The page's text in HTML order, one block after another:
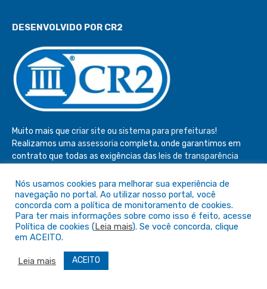
DESENVOLVIDO POR CR2
Muito mais que criar site ou sistema para prefeituras!
Realizamos uma assessoria completa, onde garantimos em
contrato que todas as exigências das leis de transparência
Conheça oPNTPe oRadar da Transparência Pública
Todos os direitos reservados a Câmara de São Félix do Araguaia
Nós usamos cookies para melhorar sua experiência de
navegação no portal. Ao utilizar nosso portal, você
concorda com a política de monitoramento de cookies.
Para ter mais informações sobre como isso é feito, acesse
Política de cookies (Leia mais). Se você concorda, clique
em ACEITO.
Leia mais ACEITO